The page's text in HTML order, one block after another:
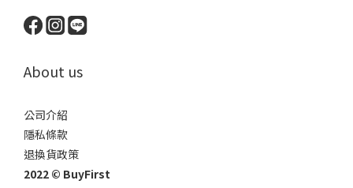
About us
公司介紹
隱私條款
退換貨政策
2022 © BuyFirst